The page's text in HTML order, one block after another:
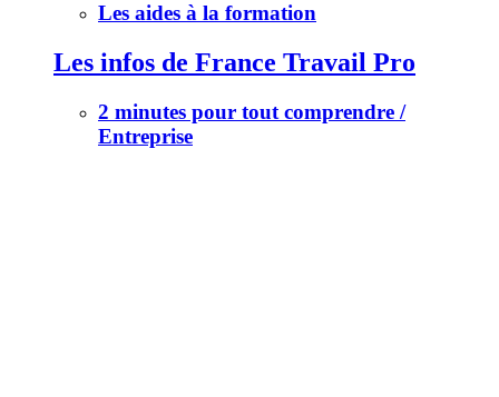
Les aides à la formation
Les infos de France Travail Pro
2 minutes pour tout comprendre /
Entreprise